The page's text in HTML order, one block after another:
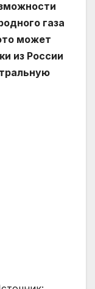
газа
может
из России